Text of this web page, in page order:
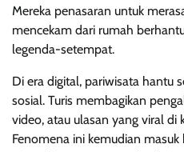
Mereka penasaran untuk
mencekam dari rumah
legenda-setempat.
Di era digital, pariwisata hantu
sosial. Turis membagikan
video, atau ulasan yang viral di
Fenomena ini kemudian